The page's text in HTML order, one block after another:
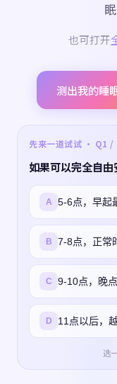
也可打开
测出我的睡
先来一道试试 · Q1 /
如果可以完全自由
A 5-6点，早起
B 7-8点，正常
C 9-10点，晚
D 11点以后，
选